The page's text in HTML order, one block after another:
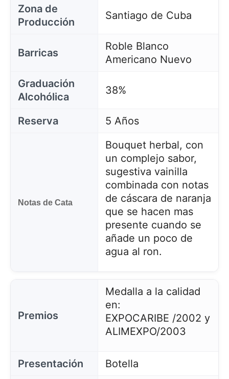
Zona de
Producción
Santiago de Cuba
Barricas
Roble Blanco
Americano Nuevo
Graduación
Alcohólica
38%
Reserva 5 Años
Notas de Cata
Bouquet herbal, con
un complejo sabor,
sugestiva vainilla
combinada con notas
de cáscara de naranja
que se hacen mas
presente cuando se
añade un poco de
agua al ron.
Premios
Medalla a la calidad
en:
EXPOCARIBE /2002 y
ALIMEXPO/2003
Presentación
Botella